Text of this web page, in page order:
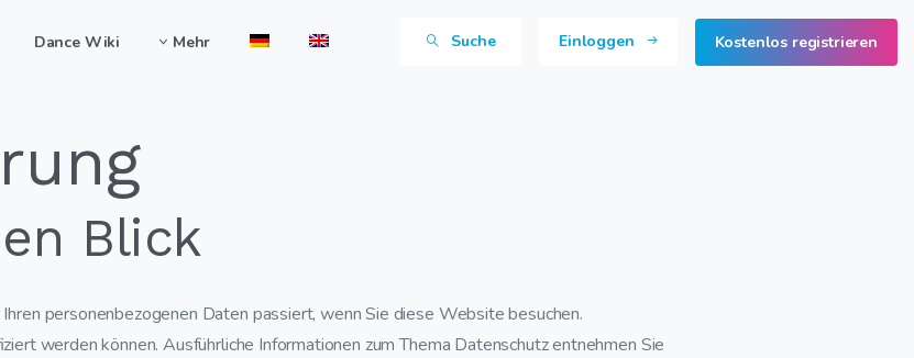
Dance Wiki Mehr Suche Einloggen Kostenlos registrieren
Blick
personenbezogenen Daten passiert, wenn Sie diese Website besuchen.
werden können. Ausführliche Informationen zum Thema Datenschutz entnehmen Sie